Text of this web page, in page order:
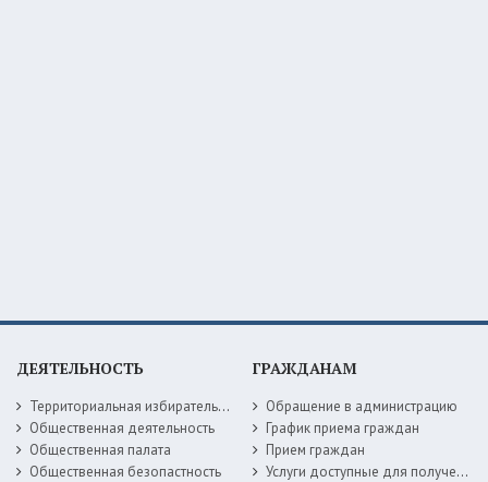
ДЕЯТЕЛЬНОСТЬ
Территориальная избирательная комиссия
Общественная деятельность
Общественная палата
Общественная безопастность
ГРАЖДАНАМ
Обращение в администрацию
График приема граждан
Прием граждан
Услуги доступные для получения в электронной форме